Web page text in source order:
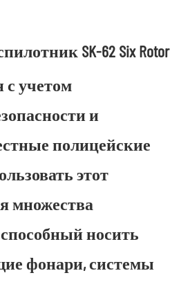
SK-62 Six Rotor
с учетом
и
полицейские
этот
множества
способный носить
фонари, системы